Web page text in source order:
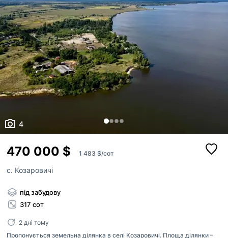
4
470 000 $ 1 483 $/сот
с. Козаровичі
під забудову
317 сот
2 дні тому
Пропонується земельна ділянка в селі Козаровичі. Площа ділянки –